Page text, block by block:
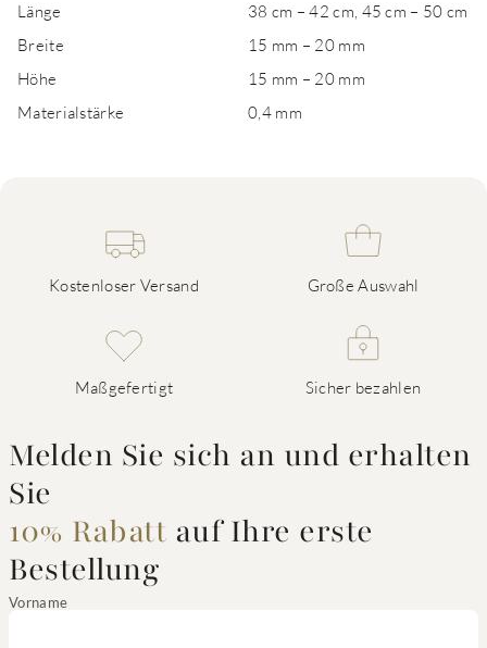
Länge
38 cm – 42 cm, 45 cm – 50 cm
Breite
15 mm – 20 mm
Höhe
15 mm – 20 mm
Materialstärke
0,4 mm
Kostenloser Versand Große Auswahl
Maßgefertigt Sicher bezahlen
Melden Sie sich an und erhalten
Sie
10% Rabatt auf Ihre erste
Bestellung
Vorname